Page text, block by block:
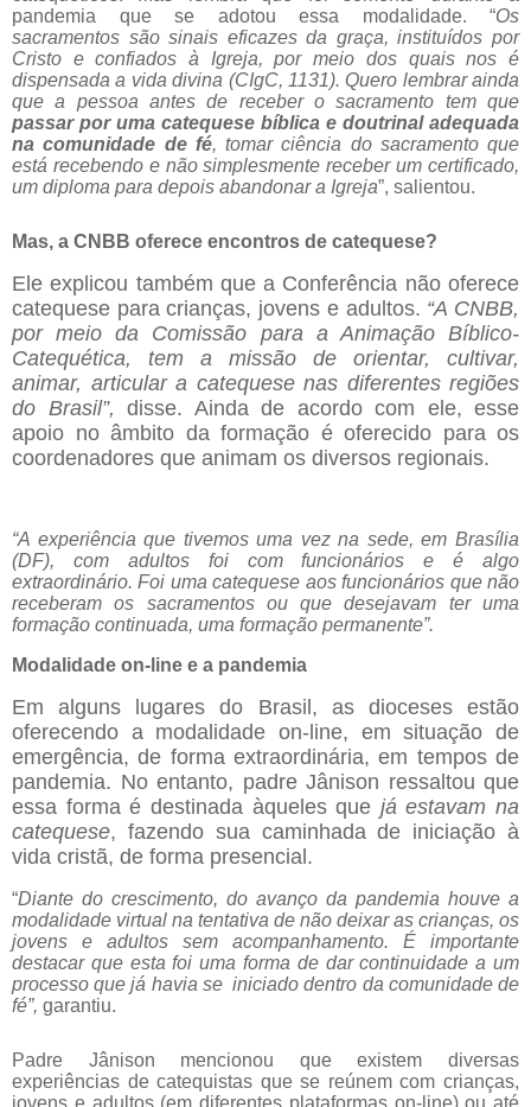
pandemia que se adotou essa modalidade. “Os
sacramentos são sinais eficazes da graça, instituídos por
Cristo e confiados à Igreja, por meio dos quais nos é
dispensada a vida divina (CIgC, 1131). Quero lembrar ainda
que a pessoa antes de receber o sacramento tem que
passar por uma catequese bíblica e doutrinal adequada
na comunidade de fé, tomar ciência do sacramento que
está recebendo e não simplesmente receber um certificado,
um diploma para depois abandonar a Igreja”, salientou.
Mas, a CNBB oferece encontros de catequese?
Ele explicou também que a Conferência não oferece
catequese para crianças, jovens e adultos. “A CNBB,
por meio da Comissão para a Animação Bíblico-
Catequética, tem a missão de orientar, cultivar,
animar, articular a catequese nas diferentes regiões
do Brasil”, disse. Ainda de acordo com ele, esse
apoio no âmbito da formação é oferecido para os
coordenadores que animam os diversos regionais.
“A experiência que tivemos uma vez na sede, em Brasília
(DF), com adultos foi com funcionários e é algo
extraordinário. Foi uma catequese aos funcionários que não
receberam os sacramentos ou que desejavam ter uma
formação continuada, uma formação permanente”.
Modalidade on-line e a pandemia
Em alguns lugares do Brasil, as dioceses estão
oferecendo a modalidade on-line, em situação de
emergência, de forma extraordinária, em tempos de
pandemia. No entanto, padre Jânison ressaltou que
essa forma é destinada àqueles que já estavam na
catequese, fazendo sua caminhada de iniciação à
vida cristã, de forma presencial.
“Diante do crescimento, do avanço da pandemia houve a
modalidade virtual na tentativa de não deixar as crianças, os
jovens e adultos sem acompanhamento. É importante
destacar que esta foi uma forma de dar continuidade a um
processo que já havia se iniciado dentro da comunidade de
fé”, garantiu.
Padre Jânison mencionou que existem diversas
experiências de catequistas que se reúnem com crianças,
jovens e adultos (em diferentes plataformas on-line) ou até